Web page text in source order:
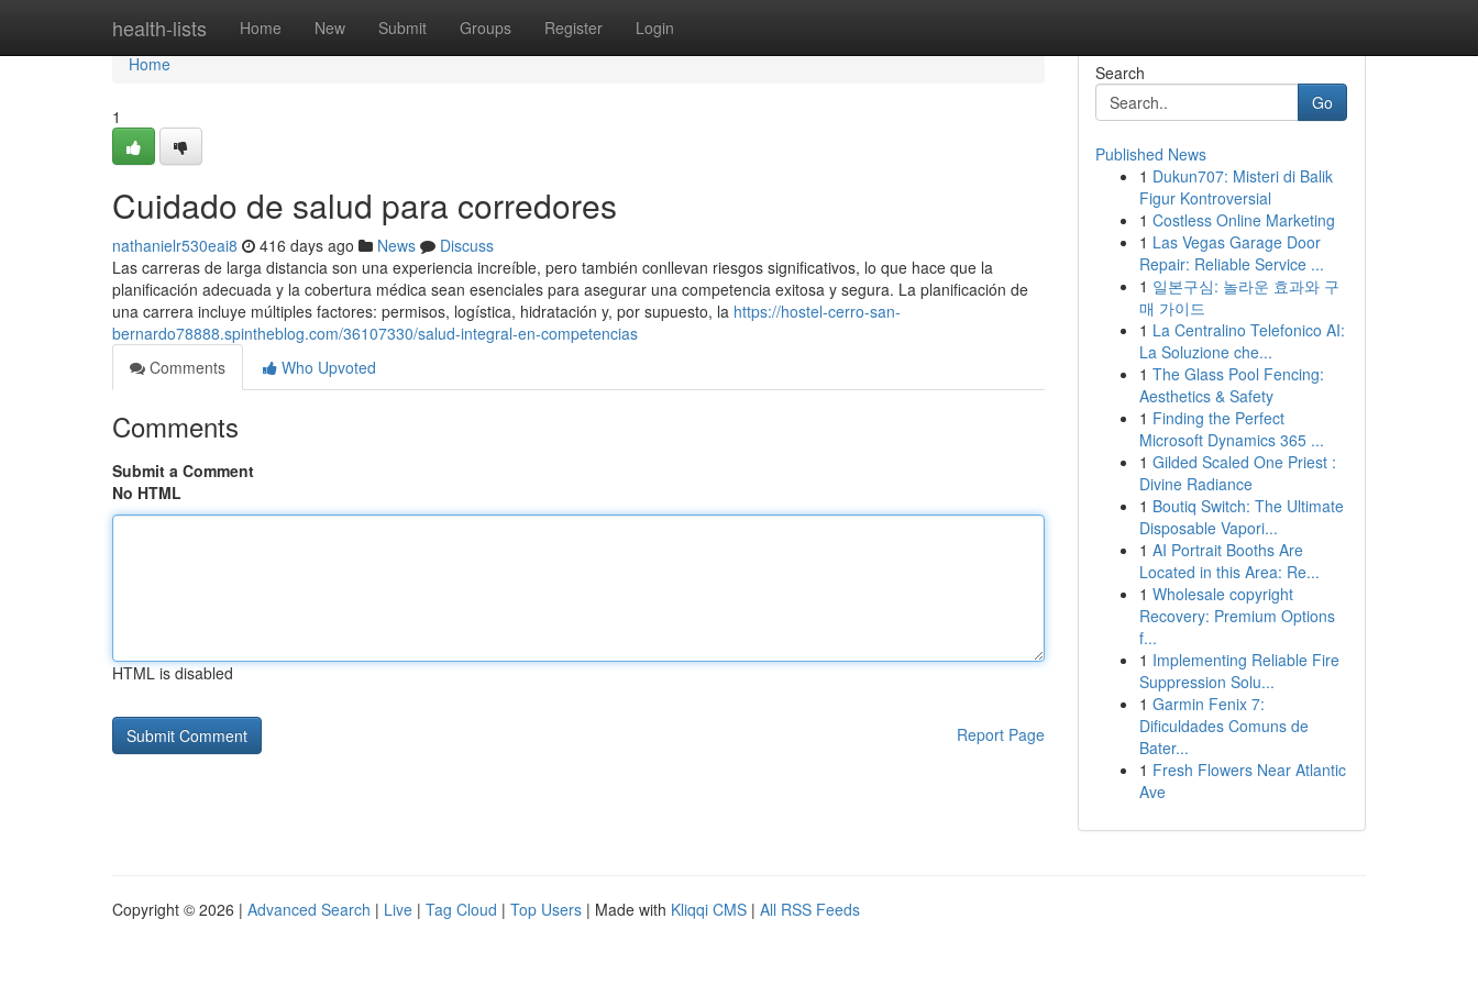
health-lists Home New Submit Groups Register Login
Home
Home
1
Cuidado de salud para corredores
nathanielr530eai8 416 days ago News
Discuss
Las carreras de larga distancia son una experiencia increíble, pero también conllevan riesgos significativos, lo que hace que la
planificación adecuada y la cobertura médica sean esenciales para asegurar una competencia exitosa y segura. La planificación de
una carrera incluye múltiples factores: permisos, logística, hidratación y, por supuesto, la https://hostel-cerro-san-
bernardo78888.spintheblog.com/36107330/salud-integral-en-competencias
Comments
Who Upvoted
Comments
Submit a Comment
No HTML
HTML is disabled
Report Page
Search
Go
Published News
1 Dukun707: Misteri di Balik
Figur Kontroversial
1 Costless Online Marketing
1 Las Vegas Garage Door
Repair: Reliable Service ...
1 일본구심: 놀라운 효과와 구
매 가이드
1 La Centralino Telefonico AI:
La Soluzione che...
1 The Glass Pool Fencing:
Aesthetics & Safety
1 Finding the Perfect
Microsoft Dynamics 365 ...
1 Gilded Scaled One Priest :
Divine Radiance
1 Boutiq Switch: The Ultimate
Disposable Vapori...
1 AI Portrait Booths Are
Located in this Area: Re...
1 Wholesale copyright
Recovery: Premium Options
f...
1 Implementing Reliable Fire
Suppression Solu...
1 Garmin Fenix 7:
Dificuldades Comuns de
Bater...
1 Fresh Flowers Near Atlantic
Ave
Copyright © 2026 | Advanced Search | Live | Tag Cloud | Top Users | Made with Kliqqi CMS | All RSS Feeds